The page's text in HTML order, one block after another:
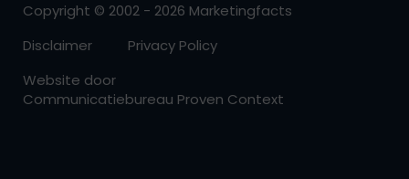
Copyright © 2002 - 2026 Marketingfacts
Disclaimer
Privacy Policy
Website door
Communicatiebureau Proven Context